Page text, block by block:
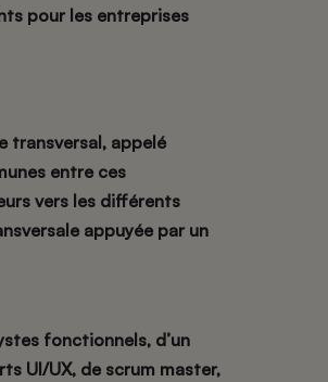
pour les entreprises
transversal, appelé
entre ces
vers les différents
appuyée par un
fonctionnels, d’un
UI/UX, de scrum master,